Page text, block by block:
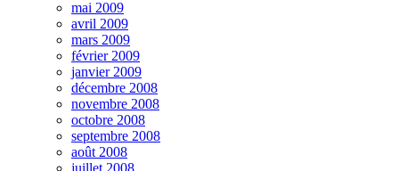
mai 2009
avril 2009
mars 2009
février 2009
janvier 2009
décembre 2008
novembre 2008
octobre 2008
septembre 2008
août 2008
juillet 2008